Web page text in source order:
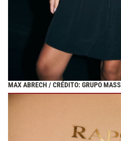
MAX ABRECH / CRÉDITO: GRUPO MASS